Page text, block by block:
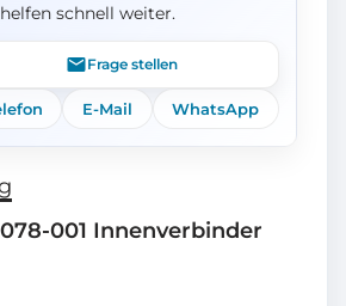
schnell weiter.
Frage stellen
E-Mail WhatsApp
001 Innenverbinder